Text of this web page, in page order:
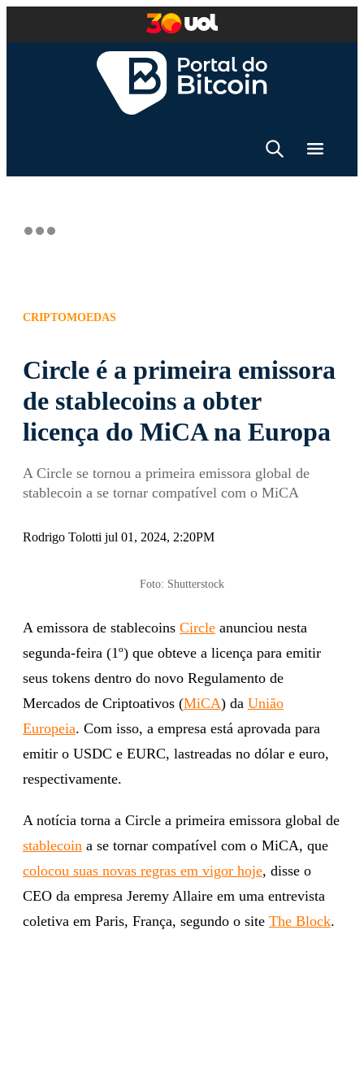
CRIPTOMOEDAS
Circle é a primeira emissora
de stablecoins a obter
licença do MiCA na Europa
A Circle se tornou a primeira emissora global de
stablecoin a se tornar compatível com o MiCA
Rodrigo Tolotti jul 01, 2024, 2:20PM
Foto: Shutterstock
A emissora de stablecoins Circle anunciou nesta
segunda-feira (1º) que obteve a licença para emitir
seus tokens dentro do novo Regulamento de
Mercados de Criptoativos (MiCA) da União
Europeia. Com isso, a empresa está aprovada para
emitir o USDC e EURC, lastreadas no dólar e euro,
respectivamente.
A notícia torna a Circle a primeira emissora global de
stablecoin a se tornar compatível com o MiCA, que
colocou suas novas regras em vigor hoje, disse o
CEO da empresa Jeremy Allaire em uma entrevista
coletiva em Paris, França, segundo o site The Block.